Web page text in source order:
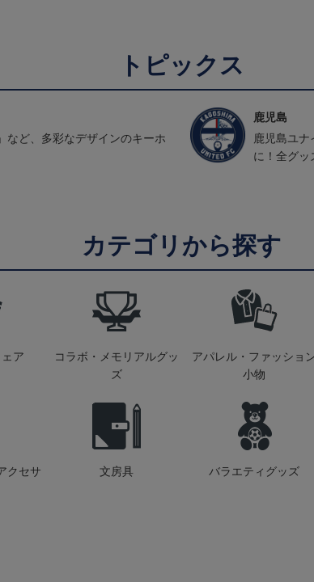
トピックス
など、多彩なデザインのキーホ
鹿児島
鹿児島ユ
に！全グッ
カテゴリから探す
ア
コラボ・メモリアルグッ
ズ
アパレル・ファッショ
小物
クセサ
文房具 バラエティグッズ